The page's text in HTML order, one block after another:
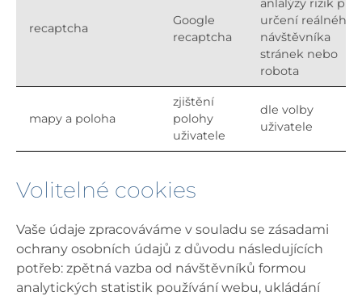
recaptcha
Google
recaptcha
anlalýzy rizik pro
určení reálného
návštěvníka
stránek nebo
robota
mapy a poloha
zjištění
polohy
uživatele
dle volby
uživatele
Volitelné cookies
Vaše údaje zpracováváme v souladu se zásadami
ochrany osobních údajů z důvodu následujících
potřeb: zpětná vazba od návštěvníků formou
analytických statistik používání webu, ukládání